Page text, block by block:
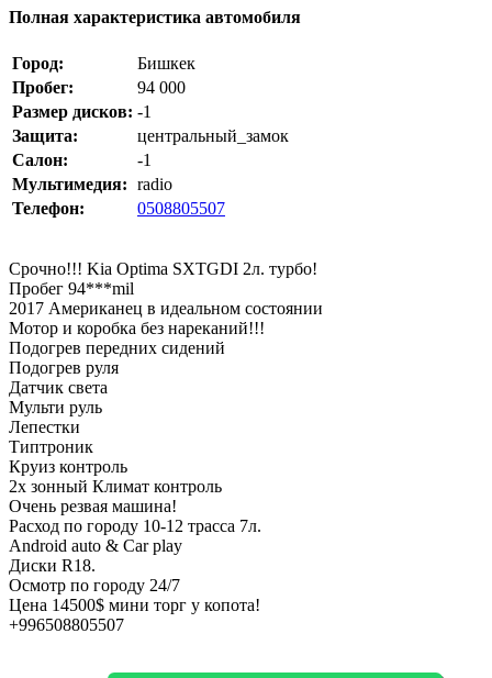
Полная характеристика автомобиля
Город:
Бишкек
Пробег:
94 000
Размер дисков: -1
Защита:
центральный_замок
Салон:
-1
Мультимедия: radio
Телефон:
0508805507
Срочно!!! Kia Optima SXTGDI 2л. турбо!
Пробег 94***mil
2017 Американец в идеальном состоянии
Мотор и коробка без нареканий!!!
Подогрев передних сидений
Подогрев руля
Датчик света
Мульти руль
Лепестки
Типтроник
Круиз контроль
2х зонный Климат контроль
Очень резвая машина!
Расход по городу 10-12 трасса 7л.
Android auto & Car play
Диски R18.
Осмотр по городу 24/7
Цена 14500$ мини торг у копота!
+996508805507